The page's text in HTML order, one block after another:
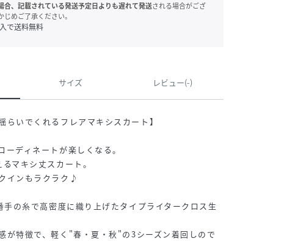
、記載されている発送予定日よりも遅れて発送される場合がござ
めご了承ください。
で送料無料
サイズ レビュー(-)
らいでくれるフレアマキシスカート】
ーディネートが楽しくなる。
マキシ丈スカート。
インもラクラク♪
の糸で高密度に織り上げたタイプライタークロス生
が特徴で、軽く"春・夏・秋"の3シーズン着回しので